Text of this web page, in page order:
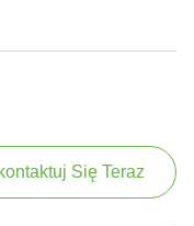
Się Teraz